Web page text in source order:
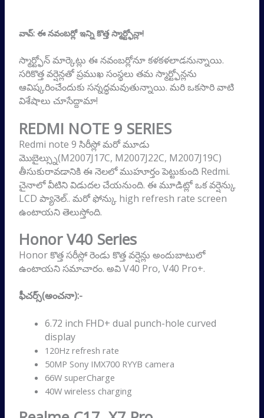
వావ్: ఈ నవంబర్లో ఇన్ని కొత్త స్మార్ట్ఫోన్లా!
స్మార్ట్ఫోన్ మార్కెట్లు ఈ నవంబర్లోనూ కళకళలాడనున్నాయి.
సరికొత్త వర్షెన్లతో ప్రముఖ సంస్థలు తమ స్మార్ట్ఫోన్లను
ఆవిష్కరించేందుకు సన్నద్ధమవుతున్నాయి. మరి ఒకసారి వాటి
విశేషాలు చూసేద్దామా!
REDMI NOTE 9 SERIES
Redmi note 9 సిరీస్లో మరో మూడు
మొబైల్స్ను(M2007J17C, M2007J22C, M2007J19C)
తీసుకురావడానికి ఈ నెలలో ముహూర్తం పెట్టుకుంది Redmi.
చైనాలో వీటిని విడుదల చేయనుంది. ఈ మూడిట్లో ఒక వర్షెన్కు
LCD ప్యానెల్.. మరో ఫోన్కు high refresh rate screen
ఉంటాయని తెలుస్తోంది.
Honor V40 Series
Honor కొత్త సరీస్లో రెండు కొత్త వర్షెన్లు అందుబాటులో
ఉంటాయని సమాచారం. అవి V40 Pro, V40 Pro+.
ఫీచర్స్(అంచనా):-
6.72 inch FHD+ dual punch-hole curved
display
120Hz refresh rate
50MP Sony IMX700 RYYB camera
66W superCharge
40W wireless charging